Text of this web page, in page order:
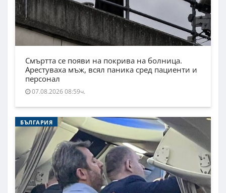
Смъртта се появи на покрива на болница.
Арестуваха мъж, всял паника сред пациенти и
персонал
07.08.2026 08:59ч.
БЪЛГАРИЯ